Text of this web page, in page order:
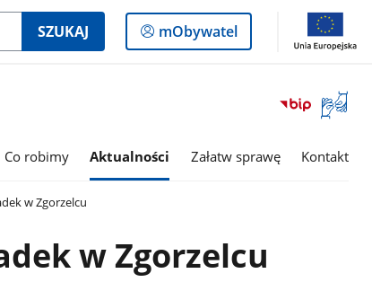
SZUKAJ
Logowanie
do
mObywatel
Otwórz
okno
Co robimy Aktualności Załatw sprawę Kontakt
w Zgorzelcu
w Zgorzelcu